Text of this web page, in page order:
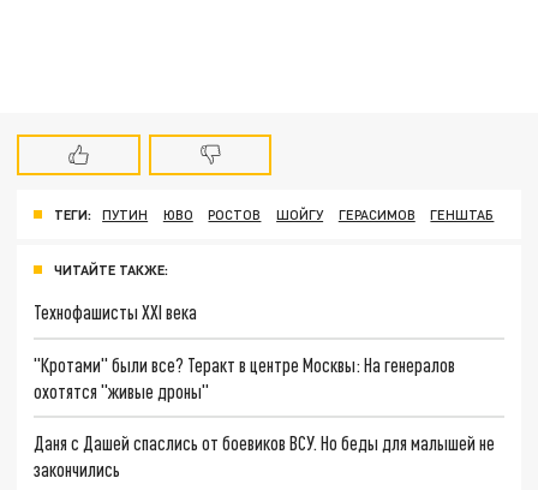
ТЕГИ: ПУТИН ЮВО РОСТОВ ШОЙГУ ГЕРАСИМОВ ГЕНШТАБ
ЧИТАЙТЕ ТАКЖЕ:
Технофашисты XXI века
"Кротами" были все? Теракт в центре Москвы: На генералов
охотятся "живые дроны"
Даня с Дашей спаслись от боевиков ВСУ. Но беды для малышей не
закончились